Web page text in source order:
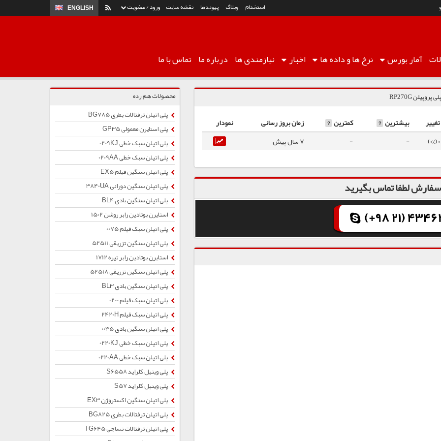
ورود / عضویت ENGLISH استخدام وبلاگ پیوندها نقشه سایت
آماربورس نرخ هاو داده ها اخبار نیازمندی ها درباره ما تماس با ما
پلی پروپیلن RP270G
تغییر بیشترین ? کمترین ? زمان بروز رسانی
نمودار
0 (0%)
-
- 7 سال پیش
لطفا تماس بگیرید
(+98 21)
محصولات هم رده
پلی اتیلن ترفتالات بطری BG785
پلی استایرن معمولی GP35
پلی اتیلن سبک خطی 0209KJ
پلی اتیلن سبک خطی 0209AA
پلی اتیلن سنگین فیلم EX5
پلی اتیلن سنگین دورانی 3840UA
پلی اتیلن سنگین بادی BL4
استایرن بوتادین رابر روشن 1502
پلی اتیلن سبک فیلم 0075
پلی اتیلن سنگین تزریقی 52511
استایرن بوتادین رابر تیره 1712
پلی اتیلن سنگین تزریقی 52518
پلی اتیلن سنگین بادی BL3
پلی اتیلن سبک فیلم 0200
پلی اتیلن سبک فیلم 2420H
پلی اتیلن سنگین بادی 0035
پلی اتیلن سبک خطی 0220KJ
پلی اتیلن سبک خطی 0220AA
پلی وینیل کلراید S6558
پلی وینیل کلراید S57
پلی اتیلن سنگین اکستروژن EX3
پلی اتیلن ترفتالات بطری BG825
پلی اتیلن ترفتالات نساجی TG645